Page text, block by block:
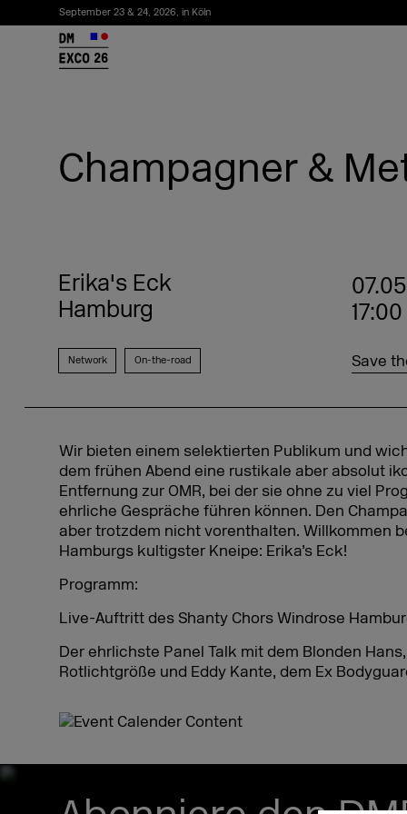
September 23 & 24, 2026, in Köln
26
Newsletter abonnieren
Champagner &
Erika's Eck
Hamburg
Network On-the-road Save
Wir bieten einem selektierten Publikum und
dem frühen Abend eine rustikale aber absolut
Entfernung zur OMR, bei der sie ohne zu viel
ehrliche Gespräche führen können. Den
aber trotzdem nicht vorenthalten. Willkommen
Hamburgs kultigster Kneipe: Erika’s Eck!
Programm:
Live-Auftritt des Shanty Chors Windrose
Der ehrlichste Panel Talk mit dem Blonden
Rotlichtgröße und Eddy Kante, dem Ex